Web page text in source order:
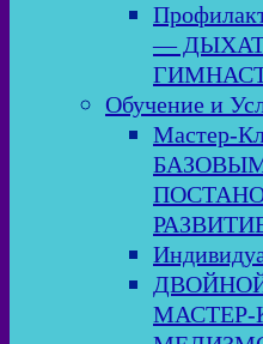
—
Обучение и
Мастер-
МАСТЕР-